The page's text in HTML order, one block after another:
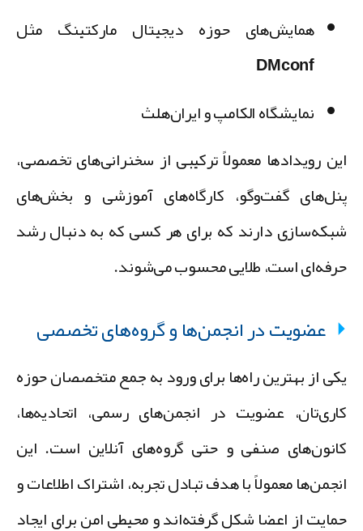
همایش‌های حوزه دیجیتال مارکتینگ مثل
DMconf
نمایشگاه الکامپ و ایران‌هلث
رویدادها معمولاً ترکیبی از سخنرانی‌های تخصصی،
گفت‌وگو، کارگاه‌های آموزشی و بخش‌های
دارند که برای هر کسی که به دنبال رشد
است، طلایی محسوب می‌شوند.
عضویت در انجمن‌ها و گروه‌های تخصصی
از بهترین راه‌ها برای ورود به جمع متخصصان حوزه
عضویت در انجمن‌های رسمی، اتحادیه‌ها،
صنفی و حتی گروه‌های آنلاین است. این
معمولاً با هدف تبادل تجربه، اشتراک اطلاعات و
از اعضا شکل گرفته‌اند و محیطی امن برای ایجاد